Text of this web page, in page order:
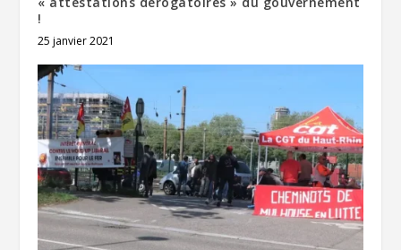
!
25 janvier 2021